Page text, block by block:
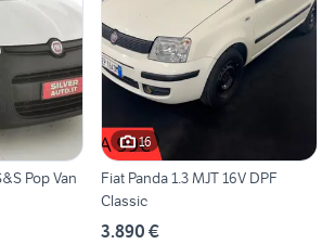
Pop Van
16
Fiat Panda 1.3 MJT 16V DPF
Classic
3.890 €